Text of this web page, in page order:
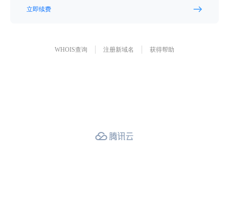
立即续费
WHOIS查询 注册新域名 获得帮助